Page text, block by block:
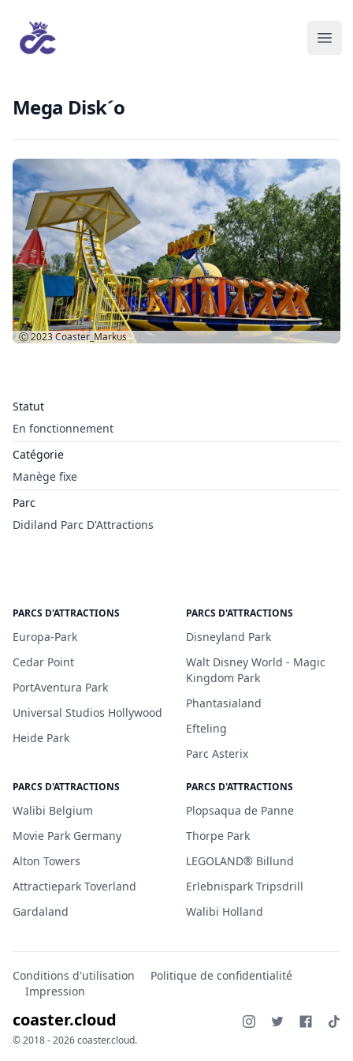
Mega Disk´o
Statut
En fonctionnement
Catégorie
Manège fixe
Parc
Didiland Parc D'Attractions
Ⓒ 2023Coaster_Markus
PARCS D'ATTRACTIONS
Europa-Park
Cedar Point
PortAventura Park
Universal Studios Hollywood
Heide Park
PARCS D'ATTRACTIONS
Disneyland Park
Walt Disney World - Magic
Kingdom Park
Phantasialand
Efteling
Parc Asterix
PARCS D'ATTRACTIONS
Walibi Belgium
Movie Park Germany
Alton Towers
Attractiepark Toverland
Gardaland
PARCS D'ATTRACTIONS
Plopsaqua de Panne
Thorpe Park
LEGOLAND® Billund
Erlebnispark Tripsdrill
Walibi Holland
Conditions d'utilisation
Politique de confidentialité
Impression
coaster.cloud
© 2018 - 2026 coaster.cloud.